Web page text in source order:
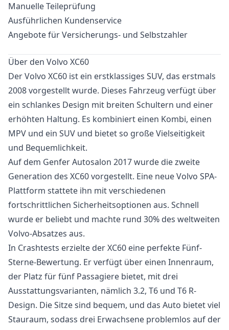
Manuelle Teileprüfung
Ausführlichen Kundenservice
Angebote für Versicherungs- und Selbstzahler
Über den Volvo XC60
Der Volvo XC60 ist ein erstklassiges SUV, das erstmals
2008 vorgestellt wurde. Dieses Fahrzeug verfügt über
ein schlankes Design mit breiten Schultern und einer
erhöhten Haltung. Es kombiniert einen Kombi, einen
MPV und ein SUV und bietet so große Vielseitigkeit
und Bequemlichkeit.
Auf dem Genfer Autosalon 2017 wurde die zweite
Generation des XC60 vorgestellt. Eine neue Volvo SPA-
Plattform stattete ihn mit verschiedenen
fortschrittlichen Sicherheitsoptionen aus. Schnell
wurde er beliebt und machte rund 30% des weltweiten
Volvo-Absatzes aus.
In Crashtests erzielte der XC60 eine perfekte Fünf-
Sterne-Bewertung. Er verfügt über einen Innenraum,
der Platz für fünf Passagiere bietet, mit drei
Ausstattungsvarianten, nämlich 3.2, T6 und T6 R-
Design. Die Sitze sind bequem, und das Auto bietet viel
Stauraum, sodass drei Erwachsene problemlos auf der